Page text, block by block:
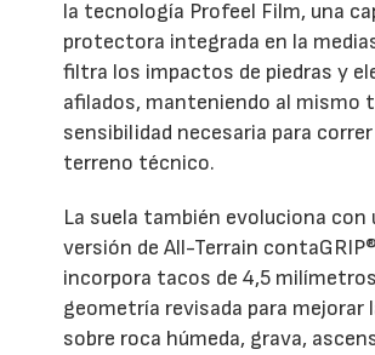
la tecnología Profeel Film, una
protectora integrada en la
filtra los impactos de piedras y
afilados, manteniendo al mismo
sensibilidad necesaria para
terreno técnico.
La suela también evoluciona con
versión de All-Terrain
incorpora tacos de 4,5
geometría revisada para mejorar
sobre roca húmeda, grava,